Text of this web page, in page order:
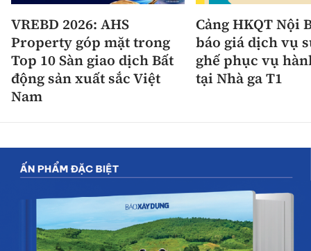
VREBD 2026: AHS
Property góp mặt trong
Top 10 Sàn giao dịch Bất
động sản xuất sắc Việt
Nam
Cảng HKQT Nội
báo giá dịch vụ
ghế phục vụ
tại Nhà ga T1